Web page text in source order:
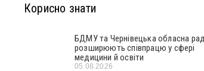
Корисно знати
БДМУ та Чернівецька обласна
розширюють співпрацю у сфері
медицини й освіти
05.08.2026